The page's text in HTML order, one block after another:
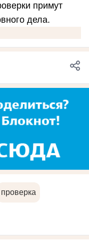
примут
дела.
проверка